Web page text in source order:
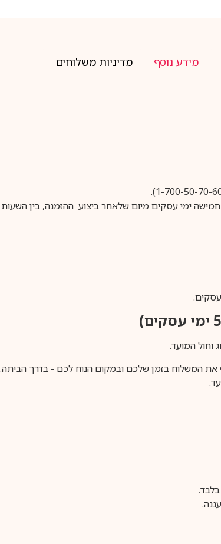
מידע נוסף מדיניות משלוחים
המשלוח בזמן שלכם ובמקום הנוח לכם - בדרך הביתה.